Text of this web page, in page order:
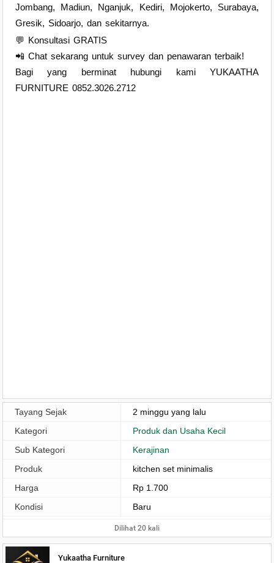
Jombang, Madiun, Nganjuk, Kediri, Mojokerto, Surabaya,
Gresik, Sidoarjo, dan sekitarnya.
💬 Konsultasi GRATIS
📲 Chat sekarang untuk survey dan penawaran terbaik!
Bagi yang berminat hubungi kami YUKAATHA
FURNITURE 0852.3026.2712
Tayang Sejak
2 minggu yang lalu
Kategori
Produk dan Usaha Kecil
Sub Kategori
Kerajinan
Produk
kitchen set minimalis
Harga
Rp 1.700
Kondisi
Baru
Dilihat 20 kali
Yukaatha Furniture